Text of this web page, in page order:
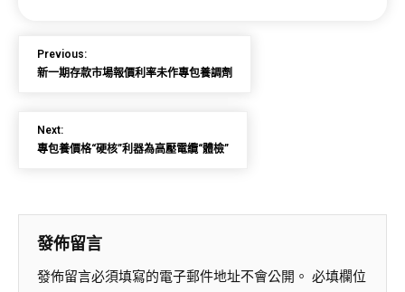
Previous:
新一期存款市場報價利率未作專包養調劑
Next:
專包養價格“硬核”利器為高壓電纜“體檢”
發佈留言
發佈留言必須填寫的電子郵件地址不會公開。 必填欄位